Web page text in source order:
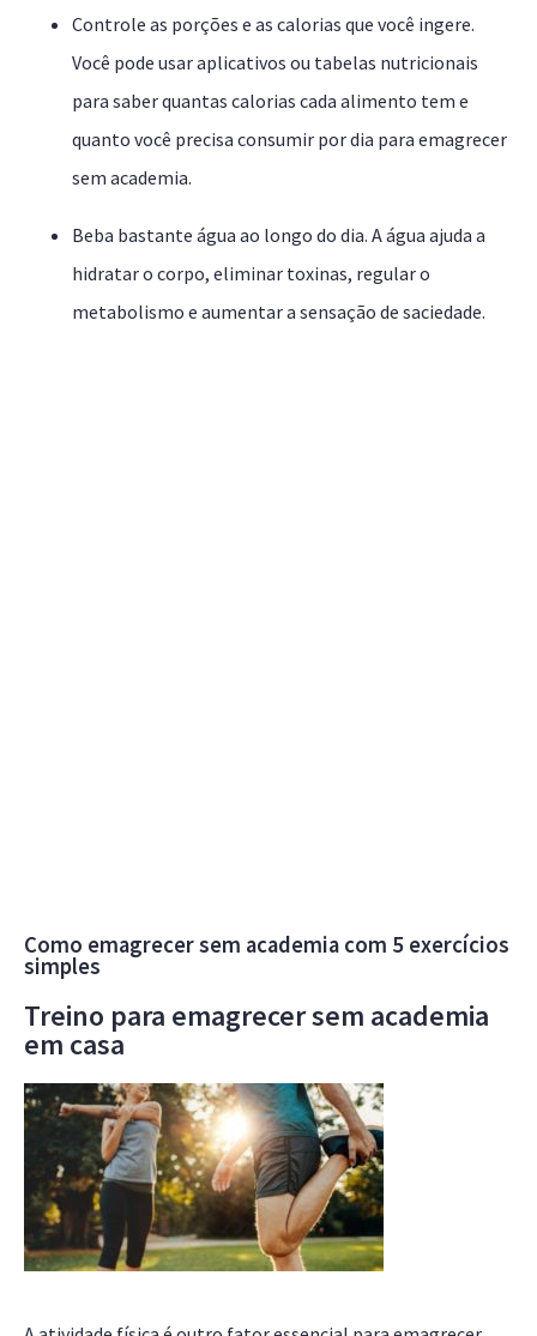
Controle as porções e as calorias que você ingere.
Você pode usar aplicativos ou tabelas nutricionais
para saber quantas calorias cada alimento tem e
quanto você precisa consumir por dia para emagrecer
sem academia.
Beba bastante água ao longo do dia. A água ajuda a
hidratar o corpo, eliminar toxinas, regular o
metabolismo e aumentar a sensação de saciedade.
Como emagrecer sem academia com 5 exercícios
simples
Treino para emagrecer sem academia
em casa